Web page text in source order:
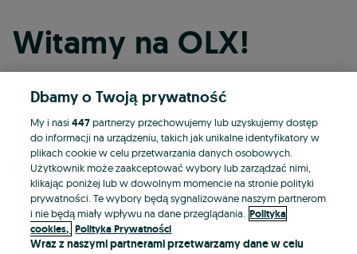
Witamy na OLX!
Kontynuuj przez Facebooka
Kontynuuj przez konto Apple
Kontynuuj przez konto Google
LUB
Dbamy o Twoją prywatność
My i nasi447partnerzy przechowujemy lub uzyskujemy dostęp
do informacji na urządzeniu, takich jak unikalne identyfikatory w
plikach cookie w celu przetwarzania danych osobowych.
Użytkownik może zaakceptować wybory lub zarządzać nimi,
klikając poniżej lub w dowolnym momencie na stronie polityki
prywatności. Te wybory będą sygnalizowane naszym partnerom
i nie będą miały wpływu na dane przeglądania. Polityka
cookies, Polityka Prywatności
Wraz z naszymi partnerami przetwarzamy dane w celu